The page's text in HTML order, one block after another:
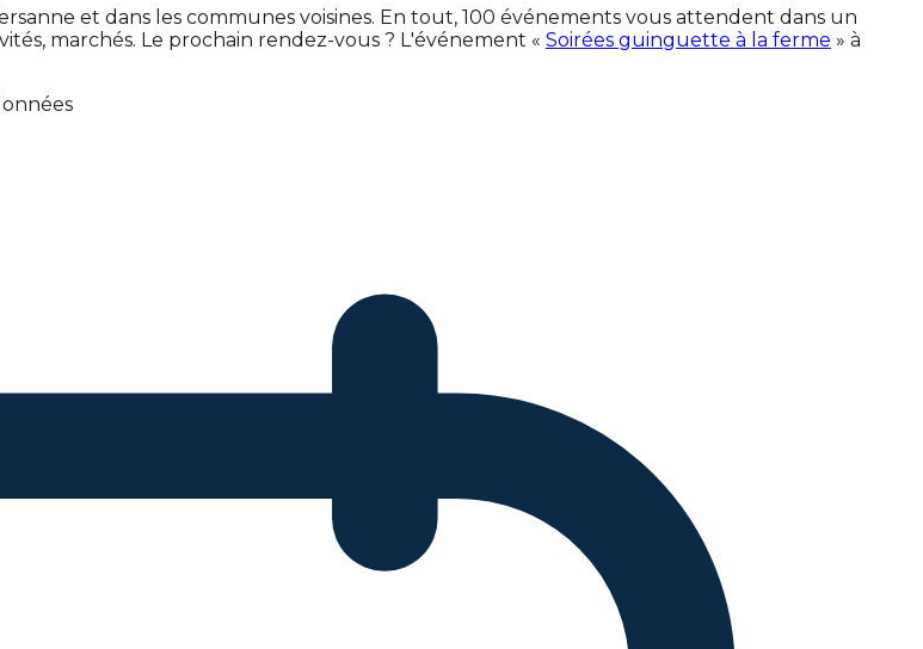
et dans les communes voisines. En tout, 100 événements vous attendent dans un
marchés. Le prochain rendez-vous ? L'événement « Soirées guinguette à la ferme » à